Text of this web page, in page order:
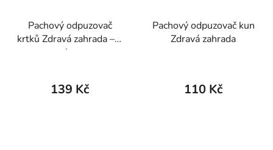
Pachový odpuzovač
krtků Zdravá zahrada – 2
ks
139 Kč
Pachový odpuzovač kun
Zdravá zahrada
110 Kč